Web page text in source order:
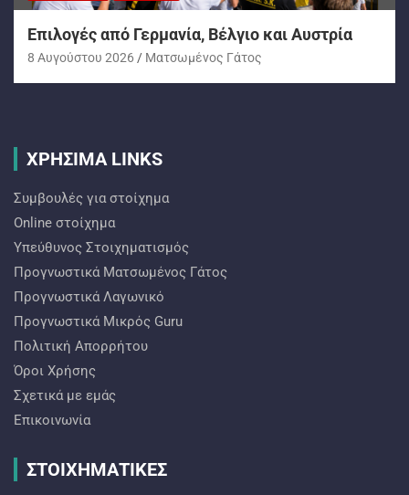
Επιλογές από Γερμανία, Βέλγιο και Αυστρία
8 Αυγούστου 2026 Ματσωμένος Γάτος
ΧΡΗΣΙΜΑ LINKS
Συμβουλές για στοίχημα
Online στοίχημα
Υπεύθυνος Στοιχηματισμός
Προγνωστικά Ματσωμένος Γάτος
Προγνωστικά Λαγωνικό
Προγνωστικά Mικρός Guru
Πολιτική Απορρήτου
Όροι Χρήσης
Σχετικά με εμάς
Επικοινωνία
ΣΤΟΙΧΗΜΑΤΙΚΕΣ